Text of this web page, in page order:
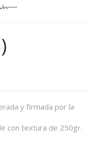
y firmada por la
con textura de 250gr.